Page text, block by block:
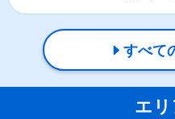
すべて
エ